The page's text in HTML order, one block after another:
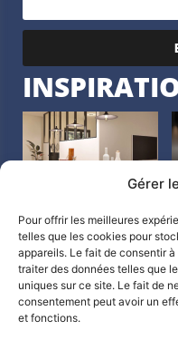
Gérer
Pour offrir les meilleures
telles que les cookies pour
appareils. Le fait de consentir
traiter des données telles que
uniques sur ce site. Le fait de
consentement peut avoir un
et fonctions.